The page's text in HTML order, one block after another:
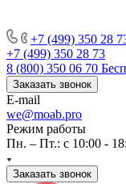
+7 (499) 350 28
+7 (499) 350 28 73
8 (800) 350 06 70
Заказать звонок
E-mail
we@moab.pro
Режим работы
Пн. – Пт.: с 10:00 -
Заказать звонок